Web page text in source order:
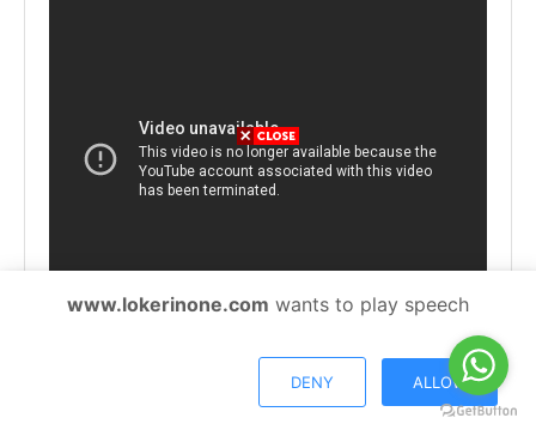
www.lokerinone.com wants to play speech
DENY ALLOW